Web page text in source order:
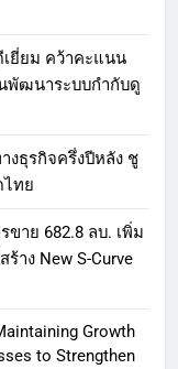
เยี่ยม คว้าคะแนน
พัฒนาระบบกำกับดู
างธุรกิจครึ่งปีหลัง ชู
ไทย
ขาย 682.8 ลบ. เพิ่ม
าง New S-Curve
Growth
to Strengthen